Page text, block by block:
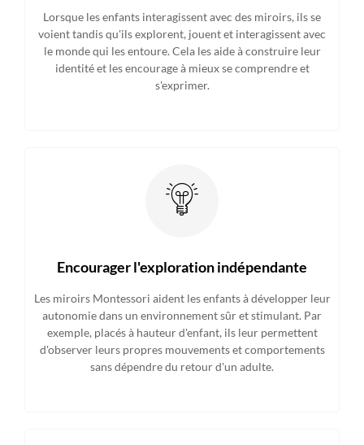
Lorsque les enfants interagissent avec des miroirs, ils se
voient tandis qu'ils explorent, jouent et interagissent avec
le monde qui les entoure. Cela les aide à construire leur
identité et les encourage à mieux se comprendre et
s'exprimer.
Encourager l'exploration indépendante
Les miroirs Montessori aident les enfants à développer leur
autonomie dans un environnement sûr et stimulant. Par
exemple, placés à hauteur d'enfant, ils leur permettent
d'observer leurs propres mouvements et comportements
sans dépendre du retour d'un adulte.